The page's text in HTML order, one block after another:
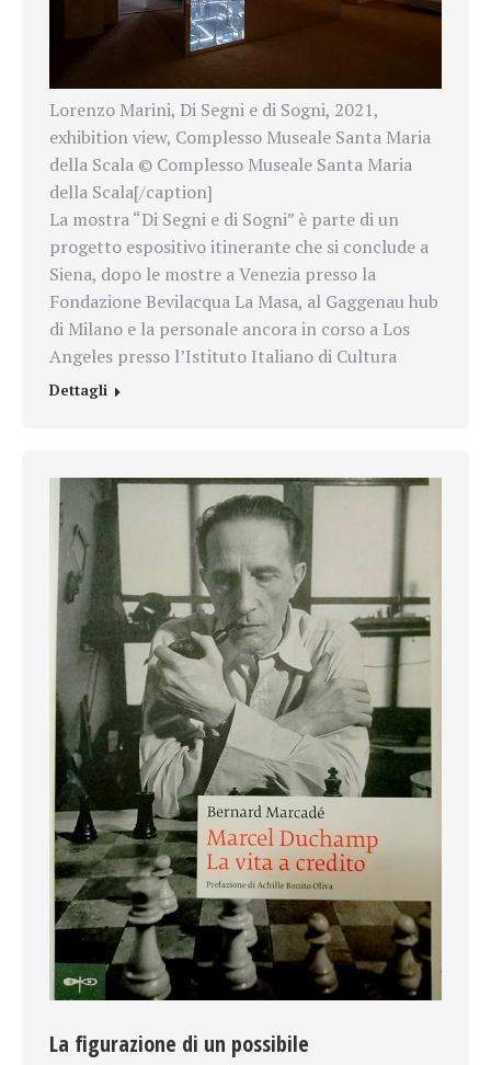
Lorenzo Marini, Di Segni e di Sogni, 2021,
exhibition view, Complesso Museale Santa Maria
della Scala © Complesso Museale Santa Maria
della Scala[/caption]
La mostra “Di Segni e di Sogni” è parte di un
progetto espositivo itinerante che si conclude a
Siena, dopo le mostre a Venezia presso la
Fondazione Bevilacqua La Masa, al Gaggenau hub
di Milano e la personale ancora in corso a Los
Angeles presso l’Istituto Italiano di Cultura
Dettagli
La figurazione di un possibile